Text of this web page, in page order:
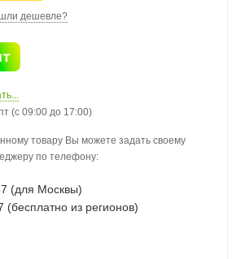
дешевле?
(с 09:00 до 17:00)
товару Вы можете задать своему
по телефону:
(для Москвы)
из регионов)